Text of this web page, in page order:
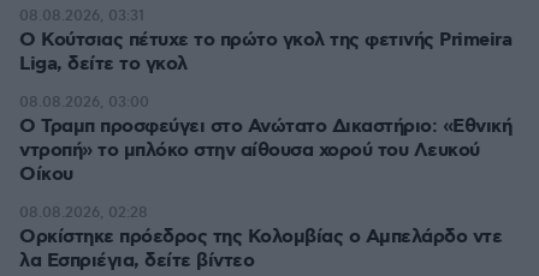
Ο Κούτσιας πέτυχε το πρώτο γκολ της φετινής Primeira
Liga, δείτε το γκολ
08.08.2026, 03:31
Ο Τραμπ προσφεύγει στο Ανώτατο Δικαστήριο: «Εθνική
ντροπή» το μπλόκο στην αίθουσα χορού του Λευκού
Οίκου
08.08.2026, 03:00
Ορκίστηκε πρόεδρος της Κολομβίας ο Αμπελάρδο ντε
λα Εσπριέγια, δείτε βίντεο
08.08.2026, 02:28